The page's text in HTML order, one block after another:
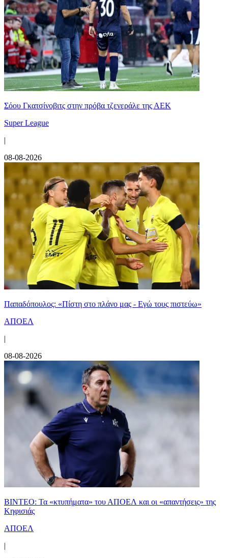
Σόου Γκατσίνοβιτς στην πρόβα τζενεράλε της ΑΕΚ
Super League
|
08-08-2026
Παπαδόπουλος: «Πίστη στο πλάνο μας - Εγώ τους πιστεύω»
ΑΠΟΕΛ
|
08-08-2026
ΒΙΝΤΕΟ: Τα «κτυπήματα» του ΑΠΟΕΛ και οι «απαντήσεις» της
Κηφισιάς
ΑΠΟΕΛ
|